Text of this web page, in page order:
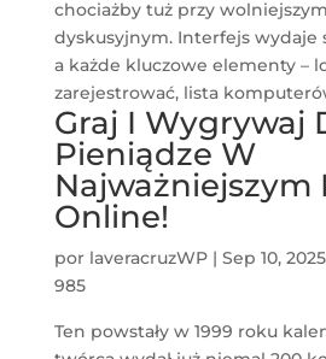
chociażby tuż przy wolniejszym
dyskusyjnym. Interfejs wydaje
a każde kluczowe elementy –
zarejestrować, lista
Graj I Wygrywaj
Pieniądze W
Najważniejszym
Online!
por laveracruzWP| Sep 10, 2025
985
Ten powstały w 1999 roku